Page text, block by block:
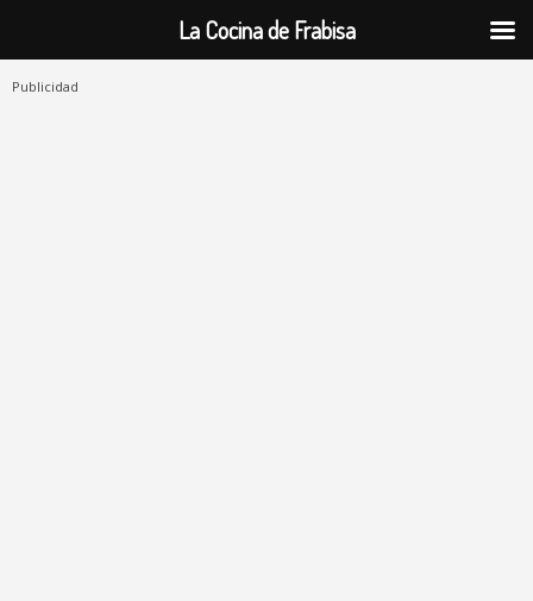
Publicidad
La Cocina de Frabisa